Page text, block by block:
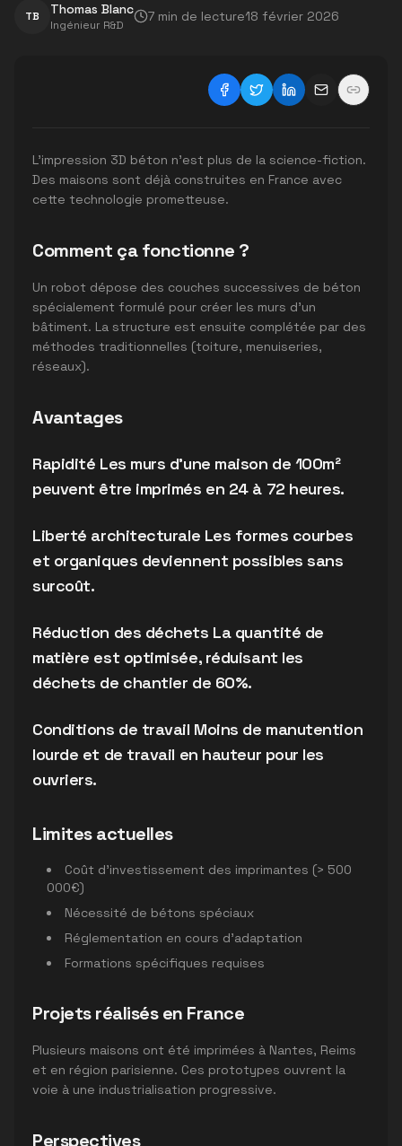
TB Thomas Blanc
Ingénieur R&D
7 min de lecture18 février 2026
L'impression 3D béton n'est plus de la science-fiction.
Des maisons sont déjà construites en France avec
cette technologie prometteuse.
Comment ça fonctionne ?
Un robot dépose des couches successives de béton
spécialement formulé pour créer les murs d'un
bâtiment. La structure est ensuite complétée par des
méthodes traditionnelles (toiture, menuiseries,
réseaux).
Avantages
Rapidité Les murs d'une maison de 100m²
peuvent être imprimés en 24 à 72 heures.
Liberté architecturale Les formes courbes
et organiques deviennent possibles sans
surcoût.
Réduction des déchets La quantité de
matière est optimisée, réduisant les
déchets de chantier de 60%.
Conditions de travail Moins de manutention
lourde et de travail en hauteur pour les
ouvriers.
Limites actuelles
Coût d'investissement des imprimantes (> 500
000€)
Nécessité de bétons spéciaux
Réglementation en cours d'adaptation
Formations spécifiques requises
Projets réalisés en France
Plusieurs maisons ont été imprimées à Nantes, Reims
et en région parisienne. Ces prototypes ouvrent la
voie à une industrialisation progressive.
Perspectives